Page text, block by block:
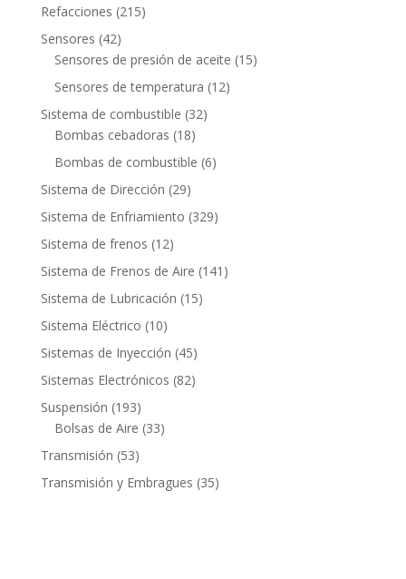
Refacciones 215215
Sensores 4242
productos
Sensores de presión de aceite 1515
Sensores de temperatura 1212
Sistema de combustible 3232
Bombas cebadoras 1818
productos
Bombas de combustible 66
Sistema de Dirección 2929
productos
Sistema de Enfriamiento 329329
Sistema de frenos 1212
productos
Sistema de Frenos de Aire 141 141
Sistema de Lubricación 1515
Sistema Eléctrico 1010
productos
Sistemas de Inyección 4545
productos
Sistemas Electrónicos 8282
Suspensión 193193
productos
Bolsas de Aire 3333
Transmisión 5353
productos
Transmisión y Embragues 3535